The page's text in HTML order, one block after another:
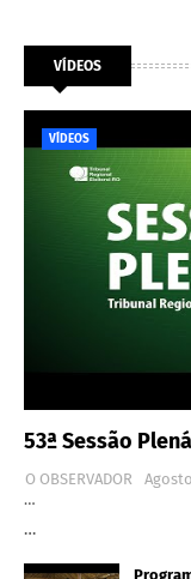
VÍDEOS
VÍDEOS
53ª Sessão
O OBSERVADOR
…
…